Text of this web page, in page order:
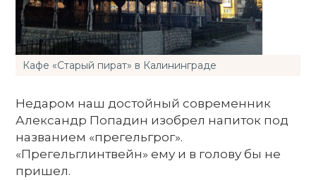
Кафе «Старый пират» в Калининграде
Недаром наш достойный современник
Александр Попадин изобрел напиток под
названием «прегельгрог».
«Прегельглинтвейн» ему и в голову бы не
пришел.